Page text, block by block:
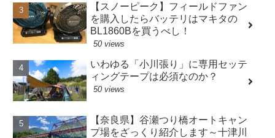
【スノーピーク】フィールドファン
を購入したらバッテリはマキタの
BL1860Bを買うべし！
50 views
いわゆる「小川張り」に専用セッテ
ィングテープは必須なのか？
50 views
【奈良県】谷瀬つり橋オートキャン
プ場をざっくり紹介します～十津川